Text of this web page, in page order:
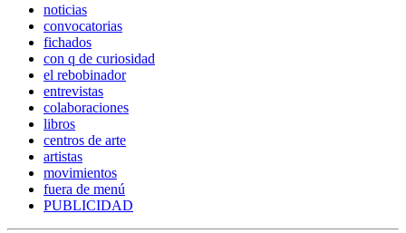
noticias
convocatorias
fichados
con q de curiosidad
el rebobinador
entrevistas
colaboraciones
libros
centros de arte
artistas
movimientos
fuera de menú
PUBLICIDAD